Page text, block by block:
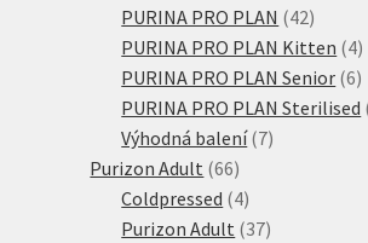
produktů
PURINA PRO PLAN 4242
PURINA PRO PLAN Kitten 44
PURINA PRO PLAN Senior 66
PURINA PRO PLAN Sterilised
Výhodná balení 77
Purizon Adult 6666
produktů
Coldpressed 44
produkty
Purizon Adult 3737